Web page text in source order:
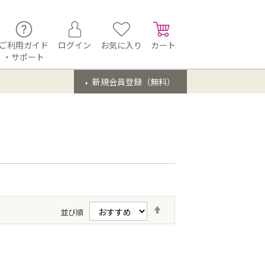
利用ガイド
・サポート
ログイン お気に入り カート
新規会員登録（無料）
並び順